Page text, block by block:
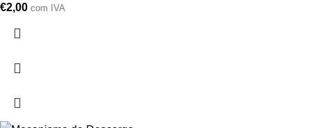
€2,00 com IVA